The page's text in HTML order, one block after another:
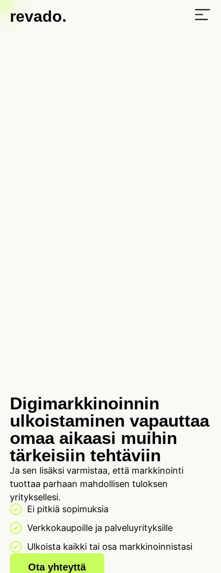
revado.
Digimarkkinoinnin
ulkoistaminen vapauttaa
omaa aikaasi muihin
tärkeisiin tehtäviin
Ja sen lisäksi varmistaa, että markkinointi
tuottaa parhaan mahdollisen tuloksen
yrityksellesi.
Ei pitkiä sopimuksia
Verkkokaupoille ja palveluyrityksille
Ulkoista kaikki tai osa markkinoinnistasi
Ota yhteyttä